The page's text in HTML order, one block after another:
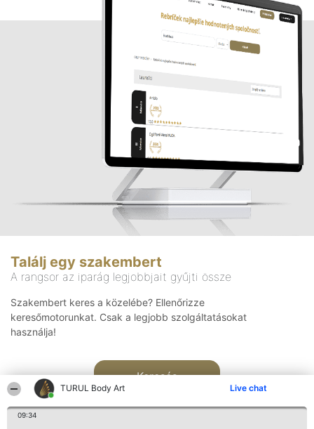
TURUL Body Art Live chat
09:34
Találj egy szakembert
A rangsor az iparág legjobbjait gyűjti össze
Szakembert keres a közelébe? Ellenőrizze
keresőmotorunkat. Csak a legjobb szolgáltatásokat
használja!
Keresés